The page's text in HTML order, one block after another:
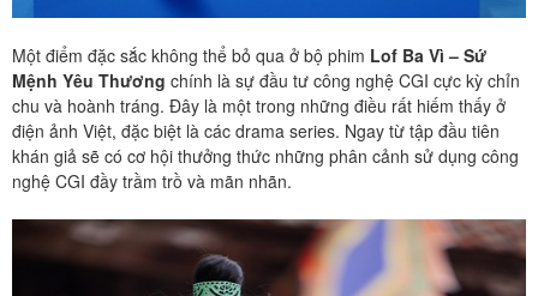
Một điểm đặc sắc không thể bỏ qua ở bộ phim Lof Ba Vì – Sứ
Mệnh Yêu Thương chính là sự đầu tư công nghệ CGI cực kỳ chỉn
chu và hoành tráng. Đây là một trong những điều rất hiếm thấy ở
điện ảnh Việt, đặc biệt là các drama series. Ngay từ tập đầu tiên
khán giả sẽ có cơ hội thưởng thức những phân cảnh sử dụng công
nghệ CGI đầy trầm trồ và mãn nhãn.